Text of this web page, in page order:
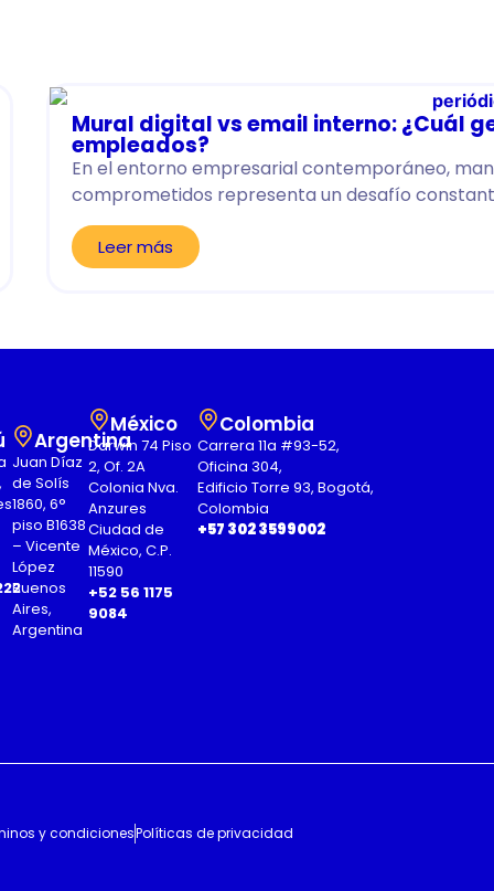
Mural digital vs email interno: ¿Cuál
empleados?
En el entorno empresarial contemporáneo,
comprometidos representa un desafío
Leer más
Argentina
Juan Díaz
de Solís
1860, 6°
piso B1638
– Vicente
López
Buenos
Aires,
Argentina
México
Darwin 74 Piso
2, Of. 2A
Colonia Nva.
Anzures
Ciudad de
México, C.P.
11590
+52 56 1175
9084
Colombia
Carrera 11a #93-52,
Oficina 304,
Edificio Torre 93, Bogotá,
Colombia
+57 302 3599002
y condicionesPolíticas de privacidad